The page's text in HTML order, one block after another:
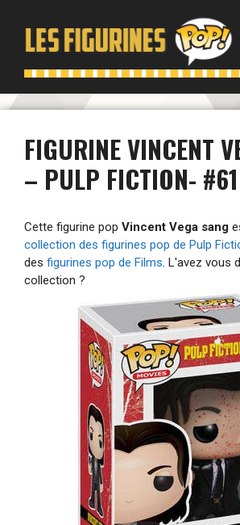
contenu
FIGURINE VINCENT
– PULP FICTION- #61
Cette figurine pop Vincent Vega sang
collection des figurines pop de Pulp
des figurines pop de Films. L'avez vous
collection ?